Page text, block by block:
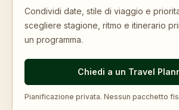
Condividi date, stile di viaggio e
scegliere stagione, ritmo e itinerario
un programma.
Chiedi a un Travel
Pianificazione privata. Nessun pacchetto